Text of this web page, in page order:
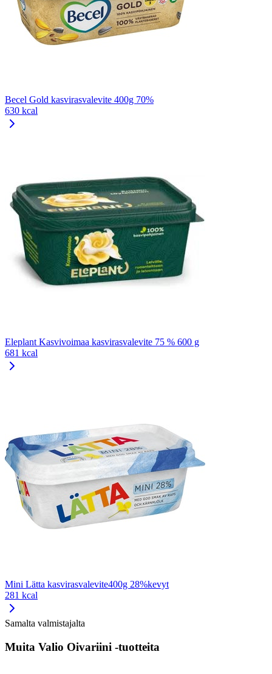
Becel Gold kasvirasvalevite 400g 70%
630 kcal
Eleplant Kasvivoimaa kasvirasvalevite 75 % 600 g
681 kcal
Mini Lätta kasvirasvalevite400g 28%kevyt
281 kcal
Samalta valmistajalta
Muita Valio Oivariini -tuotteita